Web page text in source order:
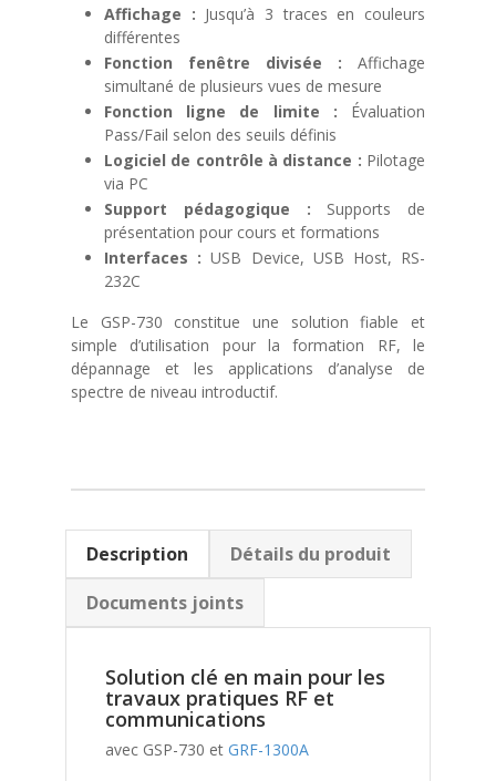
Affichage : Jusqu’à 3 traces en couleurs
différentes
Fonction fenêtre divisée : Affichage
simultané de plusieurs vues de mesure
Fonction ligne de limite : Évaluation
Pass/Fail selon des seuils définis
Logiciel de contrôle à distance : Pilotage
via PC
Support pédagogique : Supports de
présentation pour cours et formations
Interfaces : USB Device, USB Host, RS-
232C
Le GSP-730 constitue une solution fiable et
simple d’utilisation pour la formation RF, le
dépannage et les applications d’analyse de
spectre de niveau introductif.
Description
Détails du produit
Documents joints
Solution clé en main pour les
travaux pratiques RF et
communications
avec GSP-730 et GRF-1300A